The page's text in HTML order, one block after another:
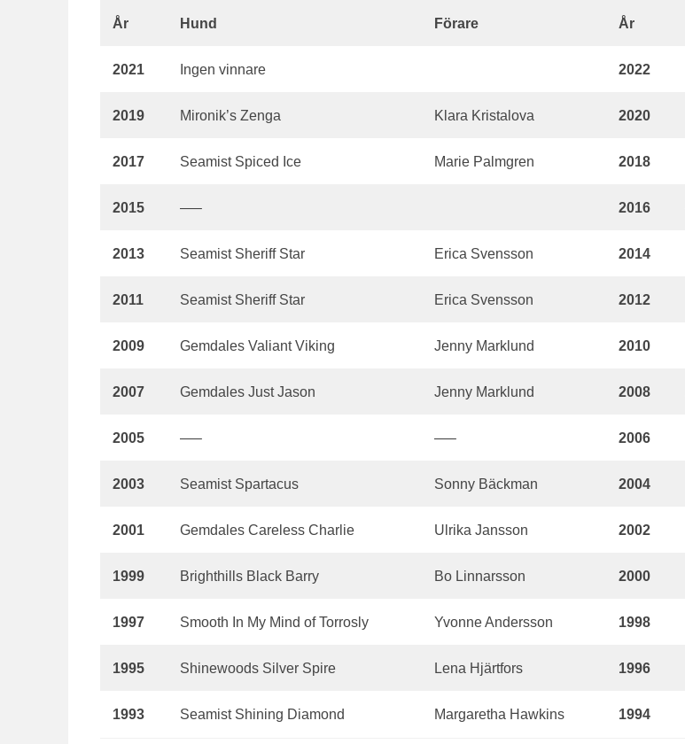
År Hund Förare År
2021 Ingen vinnare 2022
2019 Mironik’s Zenga Klara Kristalova 2020
2017 Seamist Spiced Ice Marie Palmgren 2018
2015 —– 2016
2013 Seamist Sheriff Star Erica Svensson 2014
2011 Seamist Sheriff Star Erica Svensson 2012
2009 Gemdales Valiant Viking Jenny Marklund 2010
2007 Gemdales Just Jason Jenny Marklund 2008
2005 —– —– 2006
2003 Seamist Spartacus Sonny Bäckman 2004
2001 Gemdales Careless Charlie Ulrika Jansson 2002
1999 Brighthills Black Barry Bo Linnarsson 2000
1997 Smooth In My Mind of Torrosly Yvonne Andersson 1998
1995 Shinewoods Silver Spire Lena Hjärtfors 1996
1993 Seamist Shining Diamond Margaretha Hawkins 1994